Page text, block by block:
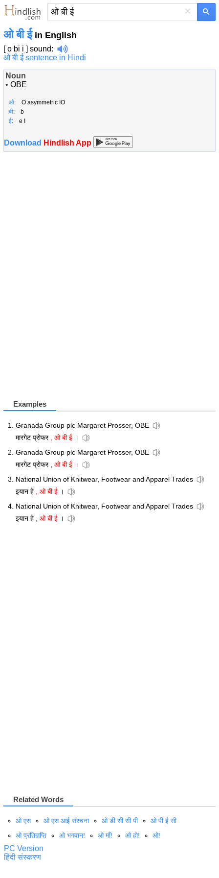
×
ओ बी ईin English
[ o bi i ] sound:
ओ बी ई sentence in Hindi
Noun
• OBE
ओ: O asymmetric IO
बी: b
ई: e I
Download Hindlish App
Examples
Granada Group plc Margaret Prosser, OBE
मारगेट प्रोफर
, ओ बी ई ।
Granada Group plc Margaret Prosser, OBE
मारगेट प्रोफर , ओ बी ई ।
National Union of Knitwear, Footwear and Apparel Trades
इयान हे
, ओ बी ई ।
National Union of Knitwear, Footwear and Apparel Trades
इयान हे , ओ बी ई ।
Related Words
ओ एस ओ एस आई संरचना ओ डी सी सी पी
ओ पी ई सी
ओ प्रतिज्ञप्‍ति
ओ भगवान! ओ माँ! ओ हो! ओ!
PC Version
हिंदी संस्करण